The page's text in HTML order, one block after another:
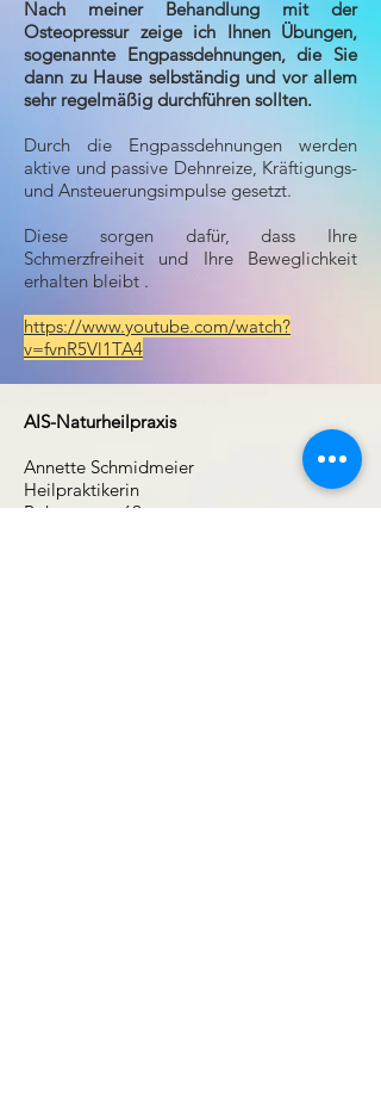
Nach meiner Behandlung mit der
Osteopressur zeige ich Ihnen Übungen,
sogenannte Engpassdehnungen, die Sie
dann zu Hause selbständig und vor allem
sehr regelmäßig durchführen sollten.
Durch die Engpassdehnungen werden
aktive und passive Dehnreize, Kräftigungs-
und Ansteuerungsimpulse gesetzt.
Diese sorgen dafür, dass Ihre
Schmerzfreiheit und Ihre Beweglichkeit
erhalten bleibt .
https://www.youtube.com/watch?
v=fvnR5Vl1TA4
AIS-Naturheilpraxis
Annette Schmidmeier
Heilpraktikerin
Rohrauerstr. 69